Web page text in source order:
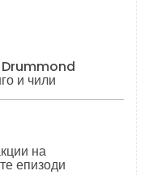
Drummond
и чили
на
епизоди